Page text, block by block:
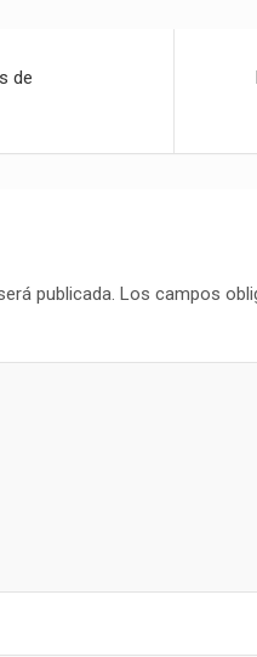
de
publicada. Los campos